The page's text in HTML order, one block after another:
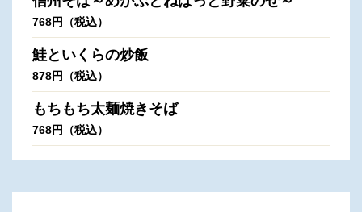
768円（税込）
鮭といくらの炒飯
878円（税込）
もちもち太麺焼きそば
768円（税込）